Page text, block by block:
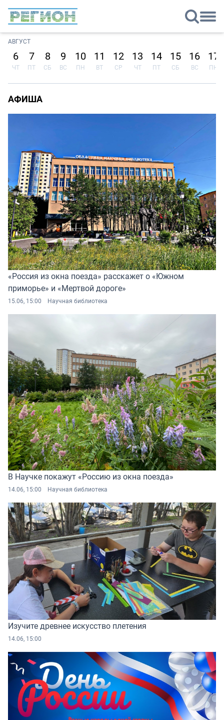
АВГУСТ
6
ЧТ
7
ПТ
8
СБ
9
ВС
10
ПН
11
ВТ
12
СР
13
ЧТ
14
ПТ
15
СБ
16
ВС
17
ПН
АФИША
«Россия из окна поезда» расскажет о «Южном
приморье» и «Мертвой дороге»
15.06, 15:00 Научная библиотека
В Научке покажут «Россию из окна поезда»
14.06, 15:00 Научная библиотека
Изучите древнее искусство плетения
14.06, 15:00